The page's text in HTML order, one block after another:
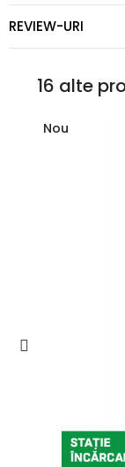
REVIEW-URI
16 alte
Nou